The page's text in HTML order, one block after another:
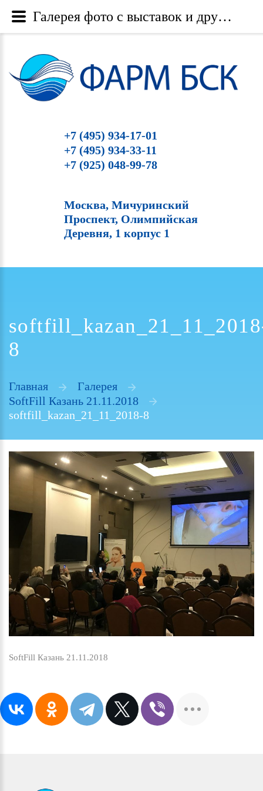
+7 (495) 934-17-01
+7 (495) 934-33-11
+7 (925) 048-99-78
Москва, Мичуринский
Проспект, Олимпийская
Деревня, 1 корпус 1
8
Главная
Галерея
SoftFill Казань 21.11.2018
softfill_kazan_21_11_2018-8
SoftFill Казань 21.11.2018
Галерея фото с выставок и других мероприятий - Category: SoftFill Казань 21.11.2018 - Image: softfill_kazan_21_11_2018-8 - Фарм БСК